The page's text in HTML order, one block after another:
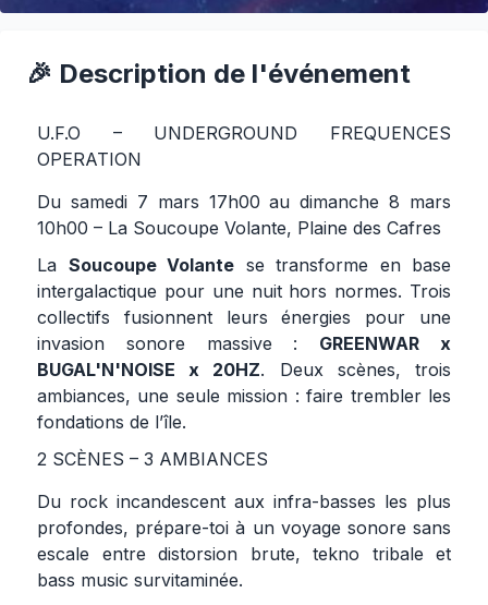
🎉 Description de l'événement
U.F.O – UNDERGROUND FREQUENCES
OPERATION
Du samedi 7 mars 17h00 au dimanche 8 mars
10h00 – La Soucoupe Volante, Plaine des Cafres
La Soucoupe Volante se transforme en base
intergalactique pour une nuit hors normes. Trois
collectifs fusionnent leurs énergies pour une
invasion sonore massive : GREENWAR x
BUGAL'N'NOISE x 20HZ. Deux scènes, trois
ambiances, une seule mission : faire trembler les
fondations de l’île.
2 SCÈNES – 3 AMBIANCES
Du rock incandescent aux infra-basses les plus
profondes, prépare-toi à un voyage sonore sans
escale entre distorsion brute, tekno tribale et
bass music survitaminée.